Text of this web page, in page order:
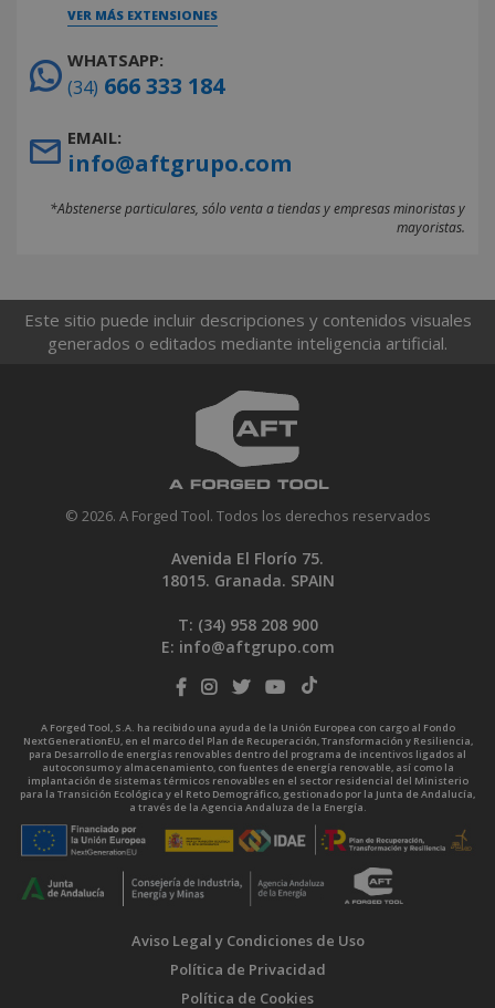
VER MÁS EXTENSIONES
WHATSAPP:
(34) 666 333 184
EMAIL:
info@aftgrupo.com
*Abstenerse particulares, sólo venta a tiendas y empresas minoristas y
mayoristas.
Este sitio puede incluir descripciones y contenidos visuales
generados o editados mediante inteligencia artificial.
© 2026. A Forged Tool. Todos los derechos reservados
Avenida El Florío 75.
18015. Granada. SPAIN
T: (34) 958 208 900
E: info@aftgrupo.com
A Forged Tool, S.A. ha recibido una ayuda de la Unión Europea con cargo al Fondo
NextGenerationEU, en el marco del Plan de Recuperación, Transformación y Resiliencia,
para Desarrollo de energías renovables dentro del programa de incentivos ligados al
autoconsumo y almacenamiento, con fuentes de energía renovable, así como la
implantación de sistemas térmicos renovables en el sector residencial del Ministerio
para la Transición Ecológica y el Reto Demográfico, gestionado por la Junta de Andalucía,
a través de la Agencia Andaluza de la Energía.
Aviso Legal y Condiciones de Uso
Política de Privacidad
Política de Cookies